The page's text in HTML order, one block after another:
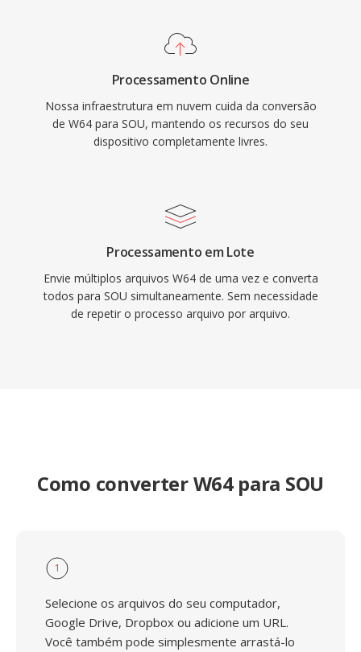
Processamento Online
Nossa infraestrutura em nuvem cuida da conversão
de W64 para SOU, mantendo os recursos do seu
dispositivo completamente livres.
Processamento em Lote
Envie múltiplos arquivos W64 de uma vez e converta
todos para SOU simultaneamente. Sem necessidade
de repetir o processo arquivo por arquivo.
Como converter W64 para SOU
1
Selecione os arquivos do seu computador,
Google Drive, Dropbox ou adicione um URL.
Você também pode simplesmente arrastá-lo